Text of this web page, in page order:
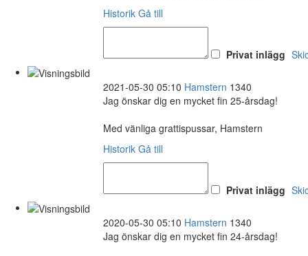
Historik Gå till
Privat inlägg
2021-05-30 05:10 Hamstern 1340
Jag önskar dig en mycket fin 25-årsdag!
Med vänliga grattispussar, Hamstern
Historik Gå till
Privat inlägg
2020-05-30 05:10 Hamstern 1340
Jag önskar dig en mycket fin 24-årsdag!